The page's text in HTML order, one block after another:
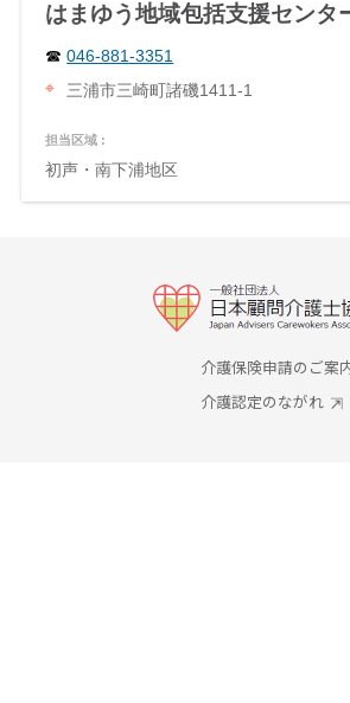
はまゆう地域包括支援センタ
046-881-3351
三浦市三崎町諸磯1411-1
担当区域 :
初声・南下浦地区
介護保険申請のご案
介護認定のながれ